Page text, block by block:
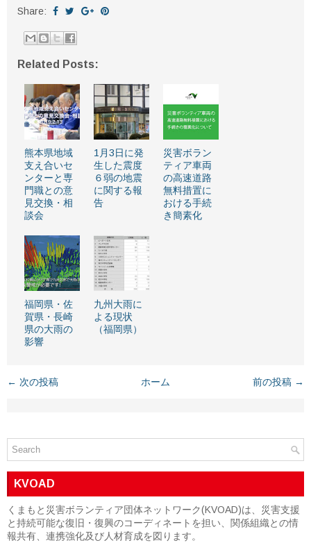
Share:
Related Posts:
熊本県地域
支え合いセ
ンターと専
門職との意
見交換・相
談会
1月3日に発
生した震度
６弱の地震
に関する報
告
災害ボラン
ティア車両
の高速道路
無料措置に
おける手続
き簡素化
福岡県・佐
賀県・長崎
県の大雨の
影響
九州大雨に
よる現状
（福岡県）
← 次の投稿 前の投稿 →
ホーム
KVOAD
くまもと災害ボランティア団体ネットワーク(KVOAD)は、災害支援
と持続可能な復旧・復興のコーディネートを担い、関係組織との情
報共有、連携強化及び人材育成を図ります。